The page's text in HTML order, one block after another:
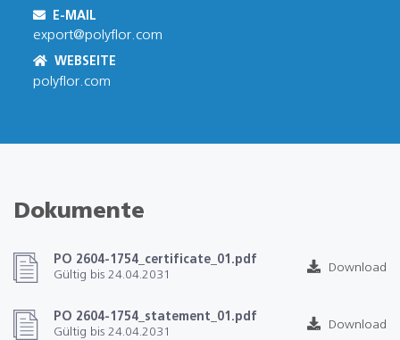
E-MAIL
export@polyflor.com
WEBSEITE
polyflor.com
Dokumente
PO 2604-1754_certificate_01.pdf
Gültig bis 24.04.2031
Download
PO 2604-1754_statement_01.pdf
Gültig bis 24.04.2031
Download